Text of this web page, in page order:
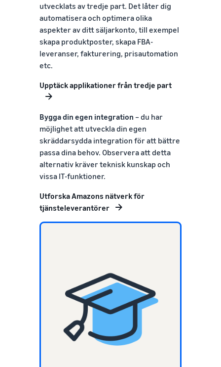
utvecklats av tredje part. Det låter dig
automatisera och optimera olika
aspekter av ditt säljarkonto, till exempel
skapa produktposter, skapa FBA-
leveranser, fakturering, prisautomation
etc.
Upptäck applikationer från tredje part
Bygga din egen integration – du har
möjlighet att utveckla din egen
skräddarsydda integration för att bättre
passa dina behov. Observera att detta
alternativ kräver teknisk kunskap och
vissa IT-funktioner.
Utforska Amazons nätverk för
tjänsteleverantörer